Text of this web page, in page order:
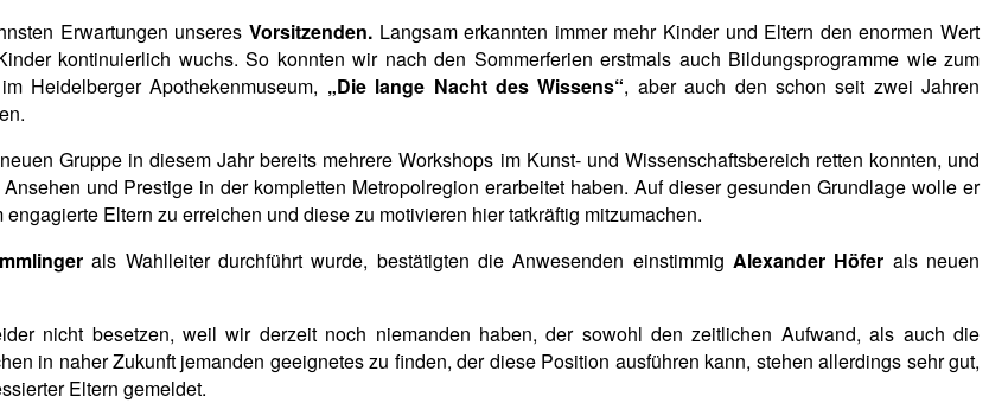
Erwartungen unseres Vorsitzenden.Langsam erkannten immer mehr Kinder und Eltern den enormen Wert
kontinuierlich wuchs. So konnten wir nach den Sommerferien erstmals auch Bildungsprogramme wie zum
im Heidelberger Apothekenmuseum, „Die lange Nacht des Wissens“, aber auch den schon seit zwei Jahren
Gruppe in diesem Jahr bereits mehrere Workshops im Kunst- und Wissenschaftsbereich retten konnten, und
und Prestige in der kompletten Metropolregion erarbeitet haben. Auf dieser gesunden Grundlage wolle er
Eltern zu erreichen und diese zu motivieren hier tatkräftig mitzumachen.
als Wahlleiter durchführt wurde, bestätigten die Anwesenden einstimmigAlexander Höfer als neuen
nicht besetzen, weil wir derzeit noch niemanden haben, der sowohl den zeitlichen Aufwand, als auch die
in naher Zukunft jemanden geeignetes zu finden, der diese Position ausführen kann, stehen allerdings sehr gut,
Eltern gemeldet.